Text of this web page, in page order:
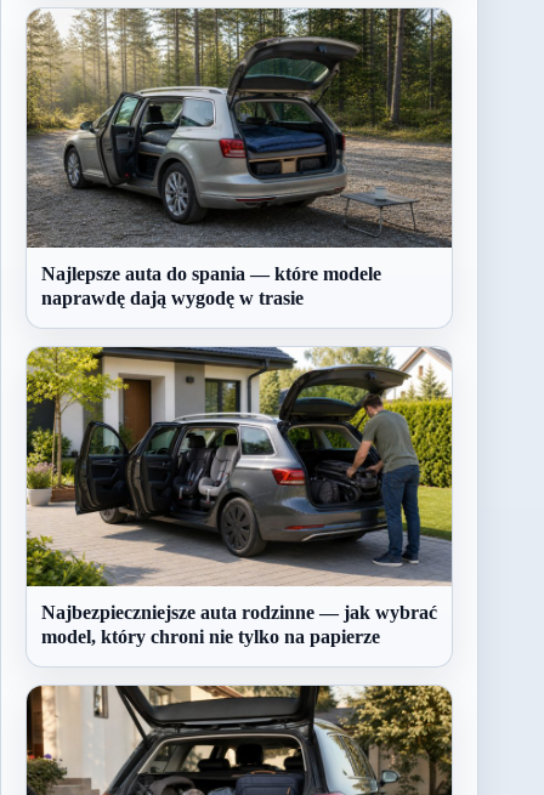
Najlepsze auta do spania — które modele
naprawdę dają wygodę w trasie
Najbezpieczniejsze auta rodzinne — jak wybrać
model, który chroni nie tylko na papierze